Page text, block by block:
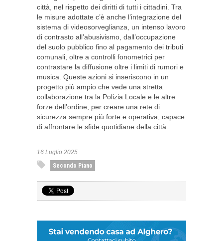
città, nel rispetto dei diritti di tutti i cittadini. Tra
le misure adottate c’è anche l’integrazione del
sistema di videosorveglianza, un intenso lavoro
di contrasto all’abusivismo, dall’occupazione
del suolo pubblico fino al pagamento dei tributi
comunali, oltre a controlli fonometrici per
contrastare la diffusione oltre i limiti di rumori e
musica. Queste azioni si inseriscono in un
progetto più ampio che vede una stretta
collaborazione tra la Polizia Locale e le altre
forze dell’ordine, per creare una rete di
sicurezza sempre più forte e operativa, capace
di affrontare le sfide quotidiane della città.
16 Luglio 2025
Secondo Piano